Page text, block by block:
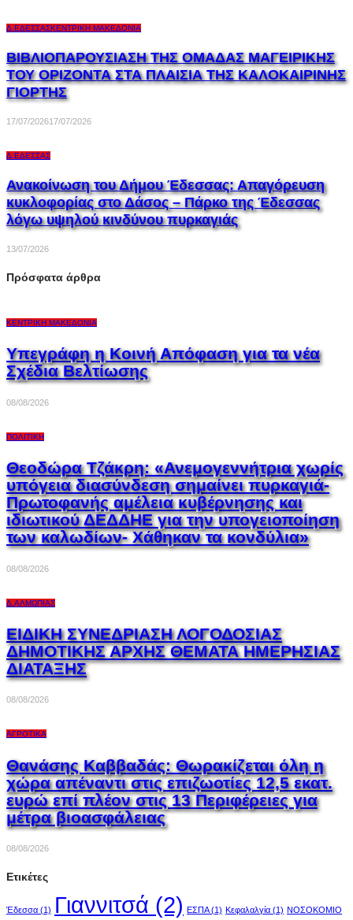
Δ.ΈΔΕΣΣΑΣΚΕΝΤΡΙΚΉ ΜΑΚΕΔΟΝΊΑ
ΒΙΒΛΙΟΠΑΡΟΥΣΙΑΣΗ ΤΗΣ ΟΜΑΔΑΣ ΜΑΓΕΙΡΙΚΗΣ
ΤΟΥ ΟΡΙΖΟΝΤΑ ΣΤΑ ΠΛΑΙΣΙΑ ΤΗΣ ΚΑΛΟΚΑΙΡΙΝΗΣ
ΓΙΟΡΤΗΣ
17/07/202617/07/2026
Δ.ΈΔΕΣΣΑΣ
Ανακοίνωση του Δήμου Έδεσσας: Απαγόρευση
κυκλοφορίας στο Δάσος – Πάρκο της Έδεσσας
λόγω υψηλού κινδύνου πυρκαγιάς
13/07/2026
Πρόσφατα άρθρα
ΚΕΝΤΡΙΚΉ ΜΑΚΕΔΟΝΊΑ
Υπεγράφη η Κοινή Απόφαση για τα νέα
Σχέδια Βελτίωσης
08/08/2026
ΠΟΛΙΤΙΚΉ
Θεοδώρα Τζάκρη: «Ανεμογεννήτρια χωρίς
υπόγεια διασύνδεση σημαίνει πυρκαγιά-
Πρωτοφανής αμέλεια κυβέρνησης και
ιδιωτικού ΔΕΔΔΗΕ για την υπογειοποίηση
των καλωδίων- Χάθηκαν τα κονδύλια»
08/08/2026
Δ.ΑΛΜΩΠΊΑΣ
ΕΙΔΙΚΗ ΣΥΝΕΔΡΙΑΣΗ ΛΟΓΟΔΟΣΙΑΣ
ΔΗΜΟΤΙΚΗΣ ΑΡΧΗΣ ΘΕΜΑΤΑ ΗΜΕΡΗΣΙΑΣ
ΔΙΑΤΑΞΗΣ
08/08/2026
ΑΓΡΟΤΙΚΆ
Θανάσης Καββαδάς: Θωρακίζεται όλη η
χώρα απέναντι στις επιζωοτίες 12,5 εκατ.
ευρώ επί πλέον στις 13 Περιφέρειες για
μέτρα βιοασφάλειας
08/08/2026
Ετικέτες
Έδεσσα (1) Γιαννιτσά (2) ΕΣΠΑ(1) Κεφαλαλγία (1) ΝΟΣΟΚΟΜΙΟ